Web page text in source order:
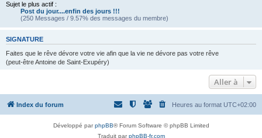
Sujet le plus actif :
Post du jour....enfin des jours !!!
(250 Messages / 9.57% des messages du membre)
SIGNATURE
Faites que le rêve dévore votre vie afin que la vie ne dévore pas votre rêve
(peut-être Antoine de Saint-Exupéry)
Aller à
Index du forum Heures au format UTC+02:00
Développé parphpBB® Forum Software © phpBB Limited
Traduit parphpBB-fr.com